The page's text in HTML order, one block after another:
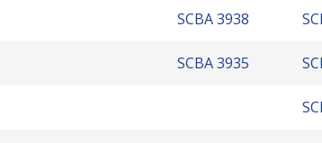
SCBA 3938
SCBA 3935